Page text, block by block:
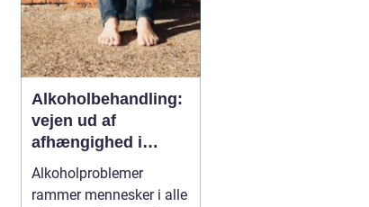
Alkoholbehandling:
vejen ud af
afhængighed i
trygge rammer
Alkoholproblemer
rammer mennesker i alle